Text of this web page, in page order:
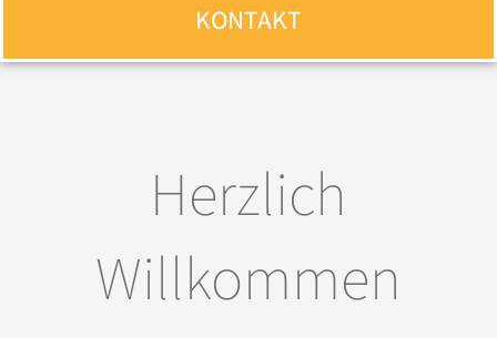
KONTAKT
Herzlich
Willkommen